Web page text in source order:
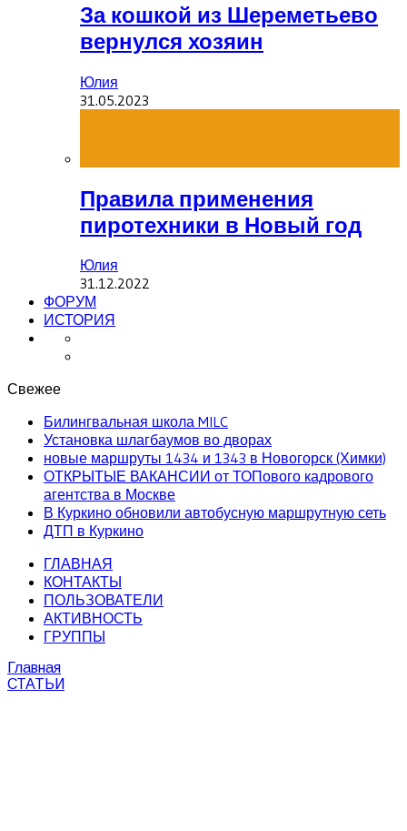
За кошкой из Шереметьево
вернулся хозяин
Юлия
31.05.2023
Правила применения
пиротехники в Новый год
Юлия
31.12.2022
ФОРУМ
ИСТОРИЯ
Свежее
Билингвальная школа MILC
Установка шлагбаумов во дворах
новые маршруты 1434 и 1343 в Новогорск (Химки)
ОТКРЫТЫЕ ВАКАНСИИ от ТОПового кадрового
агентства в Москве
В Куркино обновили автобусную маршрутную сеть
ДТП в Куркино
ГЛАВНАЯ
КОНТАКТЫ
ПОЛЬЗОВАТЕЛИ
АКТИВНОСТЬ
ГРУППЫ
Главная
СТАТЬИ